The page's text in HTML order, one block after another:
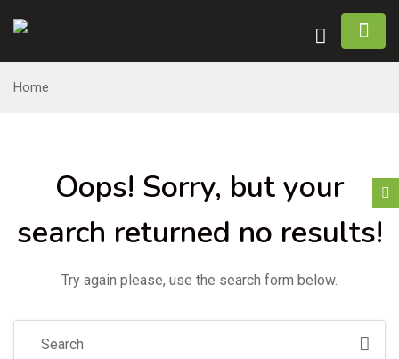
Home
Oops! Sorry, but your
search returned no results!
Try again please, use the search form below.